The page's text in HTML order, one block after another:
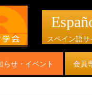
スペイン語サ
らせ・イベント 会員